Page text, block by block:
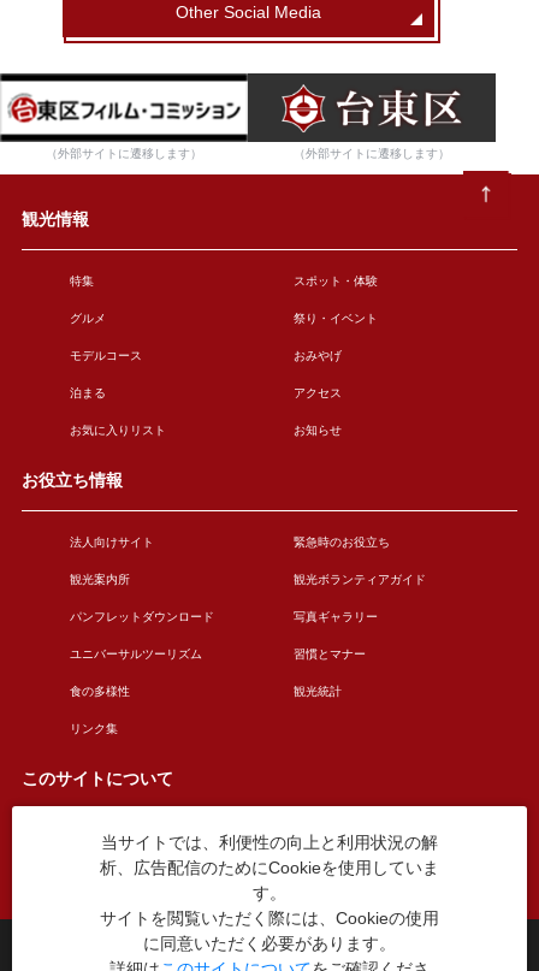
Other Social Media
（外部サイトに遷移します） （外部サイトに遷移します）
観光情報
特集 スポット・体験
グルメ 祭り・イベント
モデルコース おみやげ
泊まる アクセス
お気に入りリスト お知らせ
お役立ち情報
法人向けサイト 緊急時のお役立ち
観光案内所 観光ボランティアガイド
パンフレットダウンロード 写真ギャラリー
ユニバーサルツーリズム 習慣とマナー
食の多様性 観光統計
リンク集
このサイトについて
このサイトについて 広告掲載について
お問い合わせ
台東区役所観光課
〒110-8615 東京都台東区東上野4丁目5番6号
当サイトでは、利便性の向上と利用状況の解
析、広告配信のためにCookieを使用していま
す。
サイトを閲覧いただく際には、Cookieの使用
に同意いただく必要があります。